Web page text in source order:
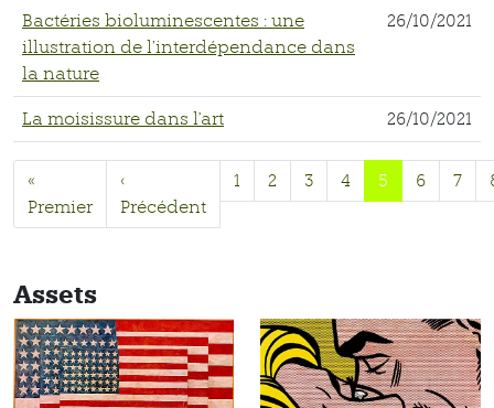
Bactéries bioluminescentes : une
illustration de l’interdépendance dans
la nature
26/10/2021
La moisissure dans l'art 26/10/2021
«
Premier
‹
Précédent
1 2 3 4 5 6 7
Assets